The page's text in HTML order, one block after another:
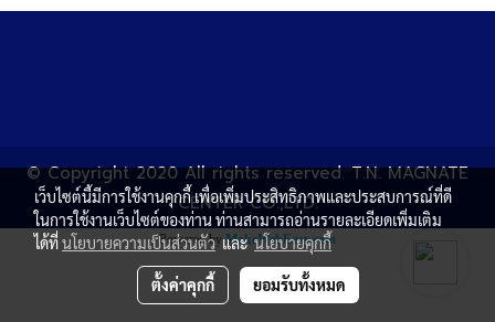
© Copyright 2020 All rights reserved. T.N. MAGNATE
CENTER CO.,LTD.
Powered byMakeWebEasy.com
เว็บไซต์นี้มีการใช้งานคุกกี้ เพื่อเพิ่มประสิทธิภาพและประสบการณ์ที่ดี
ในการใช้งานเว็บไซต์ของท่าน ท่านสามารถอ่านรายละเอียดเพิ่มเติม
ได้ที่นโยบายความเป็นส่วนตัวและนโยบายคุกกี้
ตั้งค่าคุกกี้ ยอมรับทั้งหมด